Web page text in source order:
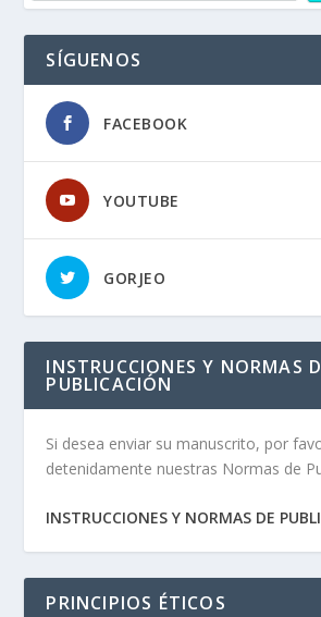
SÍGUENOS
FACEBOOK
YOUTUBE
GORJEO
INSTRUCCIONES Y NORMAS
PUBLICACIÓN
Si desea enviar su manuscrito, por
detenidamente nuestras Normas de
INSTRUCCIONES Y NORMAS DE
PRINCIPIOS ÉTICOS